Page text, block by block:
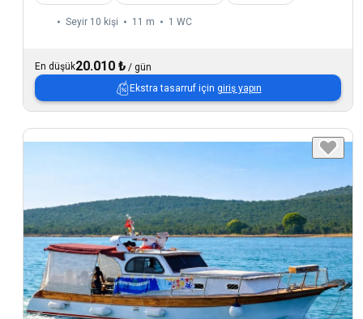
Seyir 10 kişi 11 m 1 WC
En düşük20.010 ₺ / gün
Ekstra tasarruf için giriş yapın